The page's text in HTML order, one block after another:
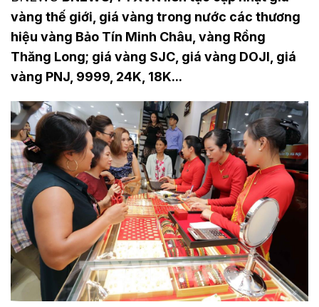
vàng thế giới, giá vàng trong nước các thương
hiệu vàng Bảo Tín Minh Châu, vàng Rồng
Thăng Long; giá vàng SJC, giá vàng DOJI, giá
vàng PNJ, 9999, 24K, 18K...